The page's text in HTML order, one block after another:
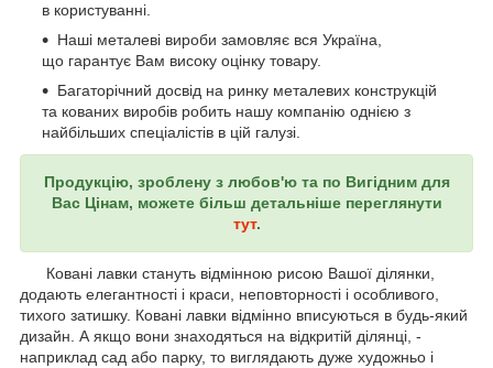
в користуванні.
Наші металеві вироби замовляє вся Україна,
що гарантує Вам високу оцінку товару.
Багаторічний досвід на ринку металевих конструкцій
та кованих виробів робить нашу компанію однією з
найбільших спеціалістів в цій галузі.
Продукцію, зроблену з любов'ю та по Вигідним для
Вас Цінам, можете більш детальніше переглянути
тут.
Ковані лавки стануть відмінною рисою Вашої ділянки,
додають елегантності і краси, неповторності і особливого,
тихого затишку. Ковані лавки відмінно вписуються в будь-який
дизайн. А якщо вони знаходяться на відкритій ділянці, -
наприклад сад або парку, то виглядають дуже художньо і